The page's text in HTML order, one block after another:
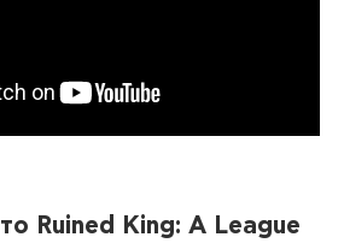
το Ruined King: A League